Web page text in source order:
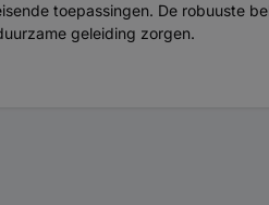
toepassingen. De robuuste
geleiding zorgen.